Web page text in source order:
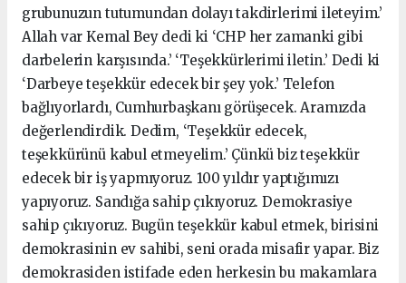
grubunuzun tutumundan dolayı takdirlerimi ileteyim.’
Allah var Kemal Bey dedi ki ‘CHP her zamanki gibi
darbelerin karşısında.’ ‘Teşekkürlerimi iletin.’ Dedi ki
‘Darbeye teşekkür edecek bir şey yok.’ Telefon
bağlıyorlardı, Cumhurbaşkanı görüşecek. Aramızda
değerlendirdik. Dedim, ‘Teşekkür edecek,
teşekkürünü kabul etmeyelim.’ Çünkü biz teşekkür
edecek bir iş yapmıyoruz. 100 yıldır yaptığımızı
yapıyoruz. Sandığa sahip çıkıyoruz. Demokrasiye
sahip çıkıyoruz. Bugün teşekkür kabul etmek, birisini
demokrasinin ev sahibi, seni orada misafir yapar. Biz
demokrasiden istifade eden herkesin bu makamlara